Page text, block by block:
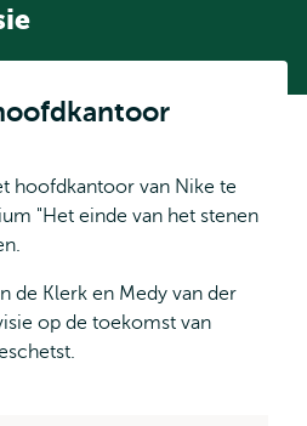
hoofdkantoor van Nike te
"Het einde van het stenen
de Klerk en Medy van der
op de toekomst van